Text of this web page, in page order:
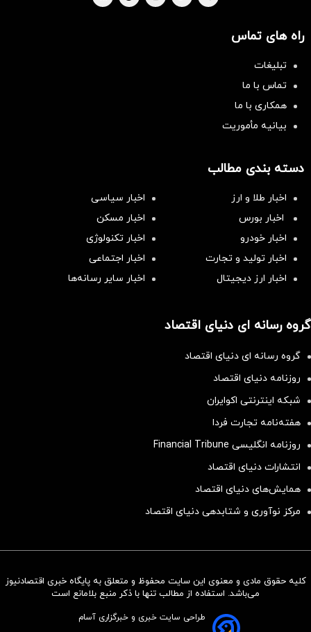
سرمایه‌گذاری همسنگ با شاخص
راه های تماس
تبلیغات
تماس با ما
همکاری با ما
بیانیه مأموریت
دسته بندی مطالب
اخبار طلا و ارز
اخبار سیاسی
اخبار بورس
اخبار مسکن
اخبار خودرو
اخبار تکنولوژی
اخبار تولید و تجارت
اخبار اجتماعی
اخبار ارز دیجیتال
اخبار سایر رسانه‌‌ها
گروه رسانه ای دنیای اقتصاد
گروه رسانه ای دنیای اقتصاد
روزنامه دنیای اقتصاد
شبکه اینترنتی اکوایران
هفته‌نامه تجارت فردا
روزنامه انگلیسی Financial Tribune
انتشارات دنیای اقتصاد
همایش‌های دنیای اقتصاد
مرکز نوآوری و شتابدهی دنیای اقتصاد
کلیه حقوق مادی و معنوی این سایت محفوظ و متعلق به پایگاه خبری اقتصادنیوز
می‌باشد. استفاده از مطالب تنها با ذکر منبع بلامانع است
طراحی سایت خبری و خبرگزاری آسام